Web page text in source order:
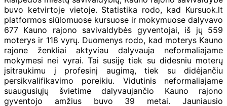
buvo ketvirtoje vietoje. Statistika rodo, kad Kursuok.lt
platformos siūlomuose kursuose ir mokymuose dalyvavo
677 Kauno rajono savivaldybės gyventojai, iš jų 559
moterys ir 118 vyrų. Duomenys rodo, kad moterys Kauno
rajone ženkliai aktyviau dalyvauja neformaliajame
mokymesi nei vyrai. Tai susiję tiek su didesniu moterų
įsitraukimu į profesinį augimą, tiek su didėjančiu
persikvalifikavimo poreikiu. Vidutinis neformaliajame
suaugusiųjų švietime dalyvaujančio Kauno rajono
gyventojo amžius buvo 39 metai. Jauniausio